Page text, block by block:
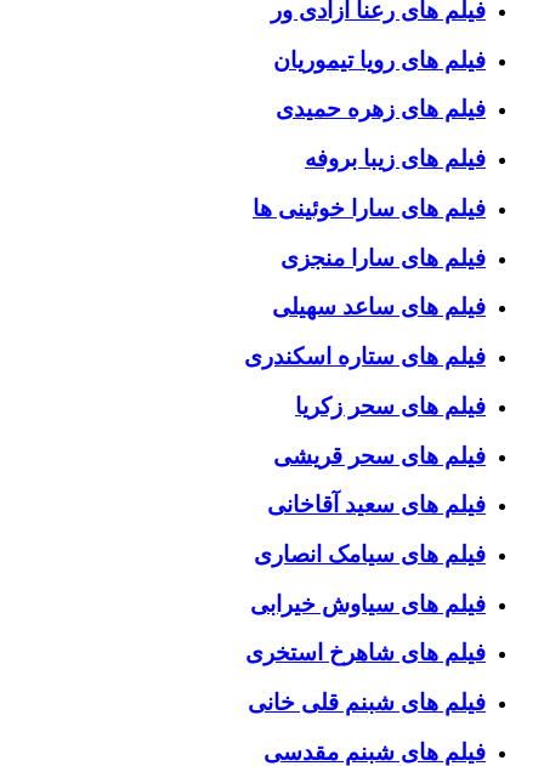
فیلم های رعنا آزادی ور
فیلم های رویا تیموریان
فیلم های زهره حمیدی
فیلم های زیبا بروفه
فیلم های سارا خوئینی ها
فیلم های سارا منجزی
فیلم های ساعد سهیلی
فیلم های ستاره اسکندری
فیلم های سحر زکریا
فیلم های سحر قریشی
فیلم های سعید آقاخانی
فیلم های سیامک انصاری
فیلم های سیاوش خیرابی
فیلم های شاهرخ استخری
فیلم های شبنم قلی خانی
فیلم های شبنم مقدسی